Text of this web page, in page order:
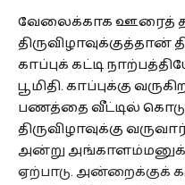
வேலைக்காக ஊரைத்
திருவிழாவுக்குத்தான்
காப்புக் கட்டி
பூமிதி. காப்புக்கு
பணத்தை வீட்டில்
திருவிழாவுக்கு
அன்று
ஏற்பாடு. அன்றைக்குக்